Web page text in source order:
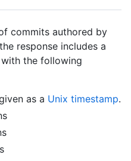
commits authored by
response includes a
the following
as a Unix timestamp.